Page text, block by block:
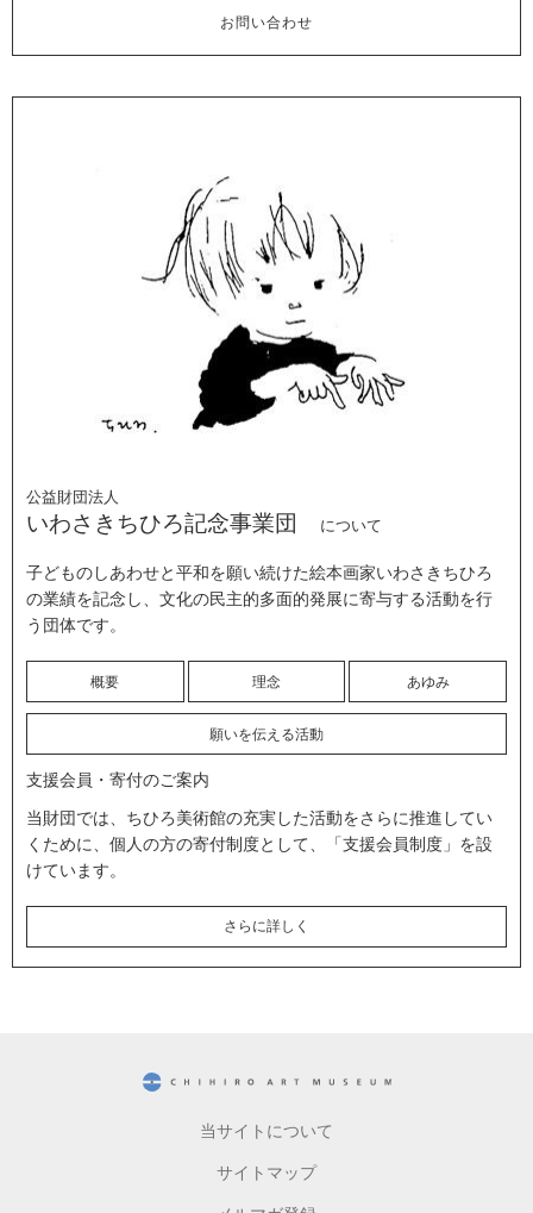
お問い合わせ
公益財団法人
いわさきちひろ記念事業団 について
子どものしあわせと平和を願い続けた絵本画家いわさきちひろ
の業績を記念し、文化の民主的多面的発展に寄与する活動を行
う団体です。
概要 理念 あゆみ
願いを伝える活動
支援会員・寄付のご案内
当財団では、ちひろ美術館の充実した活動をさらに推進してい
くために、個人の方の寄付制度として、「支援会員制度」を設
けています。
さらに詳しく
当サイトについて
サイトマップ